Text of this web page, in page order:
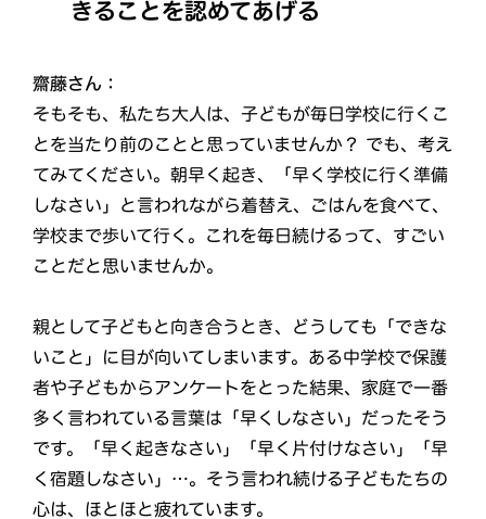
きることを認めてあげる
齋藤さん：
そもそも、私たち大人は、子どもが毎日学校に行くこ
とを当たり前のことと思っていませんか？ でも、考え
てみてください。朝早く起き、「早く学校に行く準備
しなさい」と言われながら着替え、ごはんを食べて、
学校まで歩いて行く。これを毎日続けるって、すごい
ことだと思いませんか。
親として子どもと向き合うとき、どうしても「できな
いこと」に目が向いてしまいます。ある中学校で保護
者や子どもからアンケートをとった結果、家庭で一番
多く言われている言葉は「早くしなさい」だったそう
です。「早く起きなさい」「早く片付けなさい」「早
く宿題しなさい」…。そう言われ続ける子どもたちの
心は、ほとほと疲れています。